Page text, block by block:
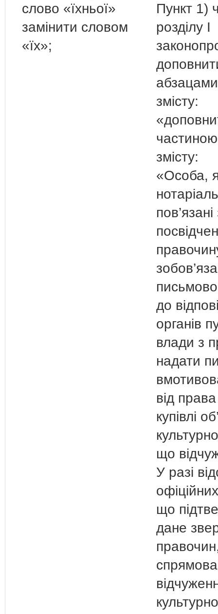
слово «їхньої»
замінити словом
«їх»;
Пункт 1)
розділу І
змісту:
змісту:
«Особа,
пов’язані
до
органів
влади з
надати
від
купівлі
що
У разі
що
дане